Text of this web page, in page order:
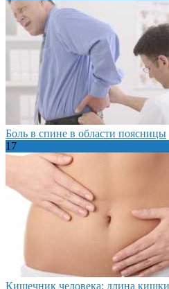
Боль в спине в области поясницы
17
Кишечник человека: длина